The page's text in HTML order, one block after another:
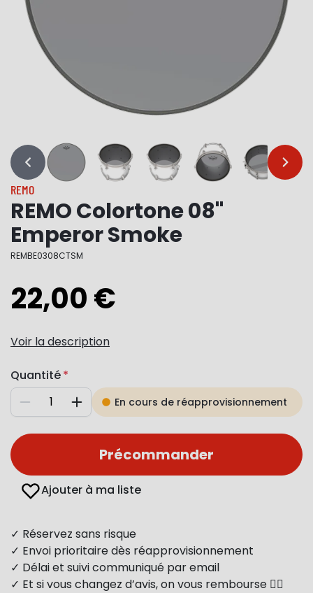
… …
REMO
REMO Colortone 08"
Emperor Smoke
REMBE0308CTSM
22,00 €
Voir la description
Quantité
Diminuer AugmenterEn cours de réapprovisionnement
Précommander
Ajouter à ma liste
✓ Réservez sans risque
✓ Envoi prioritaire dès réapprovisionnement
✓ Délai et suivi communiqué par email
✓ Et si vous changez d’avis, on vous rembourse 👍🏻